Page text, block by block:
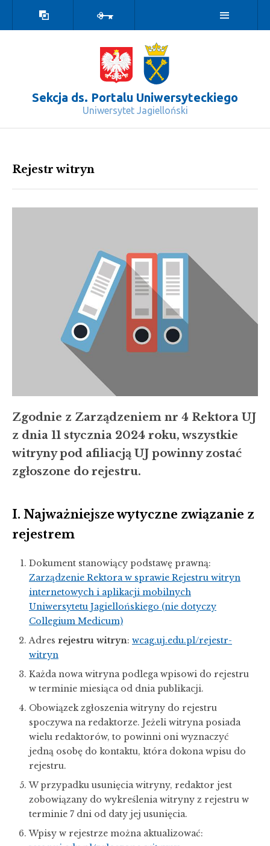
kontrastowa
Sekcja ds. Portalu Uniwersyteckiego
Uniwersytet Jagielloński
Rejestr witryn
Zgodnie z Zarządzeniem nr 4 Rektora UJ
z dnia 11 stycznia 2024 roku, wszystkie
witryny pod afiliacją UJ powinny zostać
zgłoszone do rejestru.
I. Najważniejsze wytyczne związanie z
rejestrem
Dokument stanowiący podstawę prawną:
Zarządzenie Rektora w sprawie Rejestru witryn
internetowych i aplikacji mobilnych
Uniwersytetu Jagiellońskiego (nie dotyczy
Collegium Medicum)
Adres rejestru witryn: wcag.uj.edu.pl/rejestr-
witryn
Każda nowa witryna podlega wpisowi do rejestru
w terminie miesiąca od dnia publikacji.
Obowiązek zgłoszenia witryny do rejestru
spoczywa na redaktorze. Jeżeli witryna posiada
wielu redaktorów, to powinni oni wyznaczyć
jedną osobę do kontaktu, która dokona wpisu do
rejestru.
W przypadku usunięcia witryny, redaktor jest
zobowiązany do wykreślenia witryny z rejestru w
terminie 7 dni od daty jej usunięcia.
Wpisy w rejestrze można aktualizować: